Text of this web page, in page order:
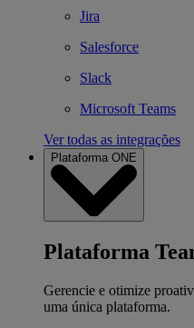
Jira
Salesforce
Slack
Microsoft Teams
Ver todas as integrações
Plataforma ONE
Plataforma
Gerencie e otimize
uma única plataforma.